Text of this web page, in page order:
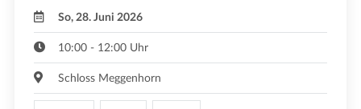
So, 28. Juni 2026
10:00 - 12:00 Uhr
Schloss Meggenhorn